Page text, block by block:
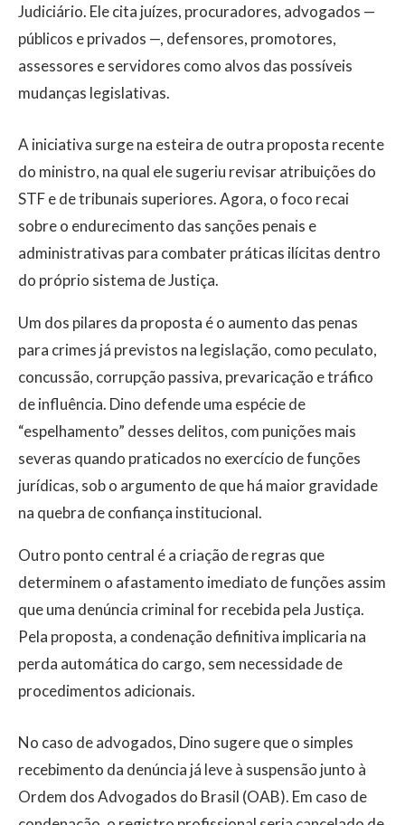
Judiciário. Ele cita juízes, procuradores, advogados —
públicos e privados —, defensores, promotores,
assessores e servidores como alvos das possíveis
mudanças legislativas.
A iniciativa surge na esteira de outra proposta recente
do ministro, na qual ele sugeriu revisar atribuições do
STF e de tribunais superiores. Agora, o foco recai
sobre o endurecimento das sanções penais e
administrativas para combater práticas ilícitas dentro
do próprio sistema de Justiça.
Um dos pilares da proposta é o aumento das penas
para crimes já previstos na legislação, como peculato,
concussão, corrupção passiva, prevaricação e tráfico
de influência. Dino defende uma espécie de
“espelhamento” desses delitos, com punições mais
severas quando praticados no exercício de funções
jurídicas, sob o argumento de que há maior gravidade
na quebra de confiança institucional.
Outro ponto central é a criação de regras que
determinem o afastamento imediato de funções assim
que uma denúncia criminal for recebida pela Justiça.
Pela proposta, a condenação definitiva implicaria na
perda automática do cargo, sem necessidade de
procedimentos adicionais.
No caso de advogados, Dino sugere que o simples
recebimento da denúncia já leve à suspensão junto à
Ordem dos Advogados do Brasil (OAB). Em caso de